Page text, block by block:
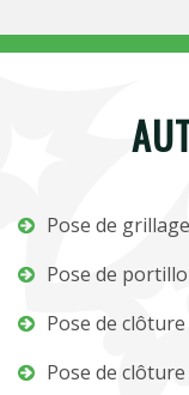
Pose de
Pose de
Pose de
Pose de